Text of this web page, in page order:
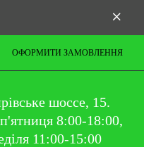
ОФОРМИТИ ЗАМОВЛЕННЯ
шоссе, 15.
8:00-18:00,
11:00-15:00